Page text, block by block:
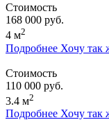
Стоимость
168 000 руб.
4 м2
Подробнее Хочу так
Стоимость
110 000 руб.
3.4 м2
Подробнее Хочу так